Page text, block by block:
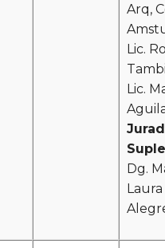
Arq,
Lic.
Lic.
Dg.
Laura